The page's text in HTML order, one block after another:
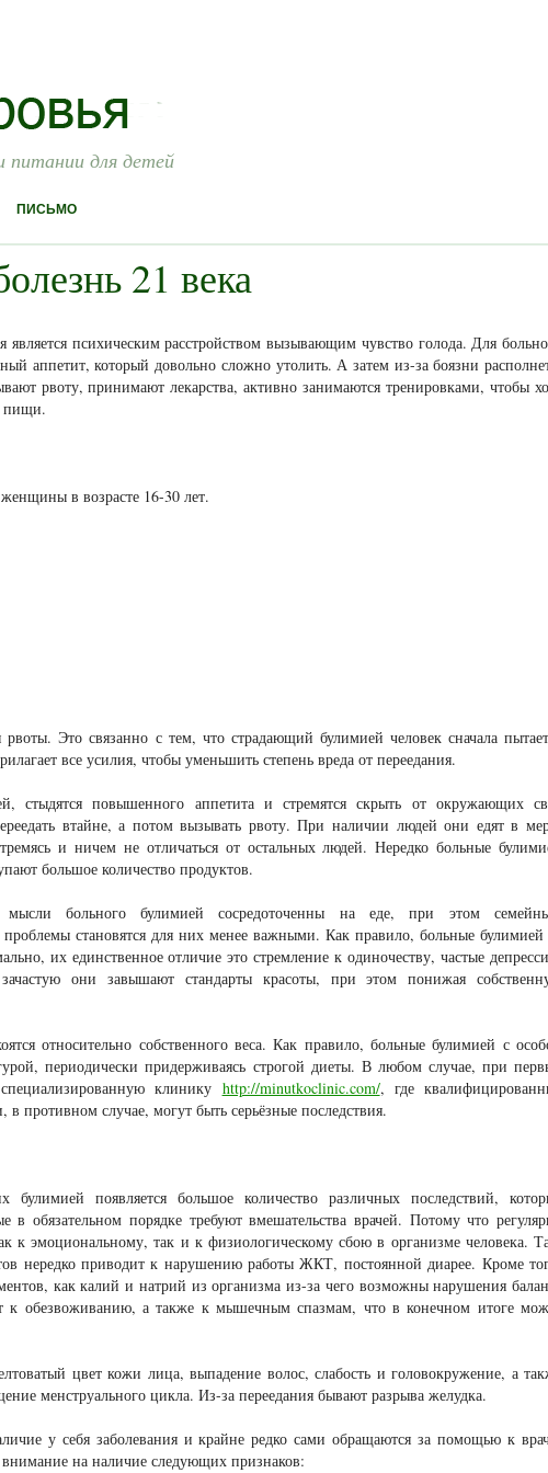
питании для детей
ПИСЬМО
21 века
является психическим расстройством вызывающим чувство голода. Для
аппетит, который довольно сложно утолить. А затем из-за боязни
рвоту, принимают лекарства, активно занимаются тренировками, чтобы
пищи.
в возрасте 16-30 лет.
Это связанно с тем, что страдающий булимией человек сначала
все усилия, чтобы уменьшить степень вреда от переедания.
стыдятся повышенного аппетита и стремятся скрыть от окружающих
втайне, а потом вызывать рвоту. При наличии людей они едят в
и ничем не отличаться от остальных людей. Нередко больные
большое количество продуктов.
больного булимией сосредоточенны на еде, при этом
становятся для них менее важными. Как правило, больные булимией
их единственное отличие это стремление к одиночеству, частые
они завышают стандарты красоты, при этом понижая
относительно собственного веса. Как правило, больные булимией с
периодически придерживаясь строгой диеты. В любом случае, при
клинику http://minutkoclinic.com/, где
противном случае, могут быть серьёзные последствия.
появляется большое количество различных последствий,
обязательном порядке требуют вмешательства врачей. Потому что
к эмоциональному, так и к физиологическому сбою в организме человека.
нередко приводит к нарушению работы ЖКТ, постоянной диарее. Кроме
как калий и натрий из организма из-за чего возможны нарушения
к обезвоживанию, а также к мышечным спазмам, что в конечном итоге
цвет кожи лица, выпадение волос, слабость и головокружение, а
менструального цикла. Из-за переедания бывают разрыва желудка.
у себя заболевания и крайне редко сами обращаются за помощью к
на наличие следующих признаков: